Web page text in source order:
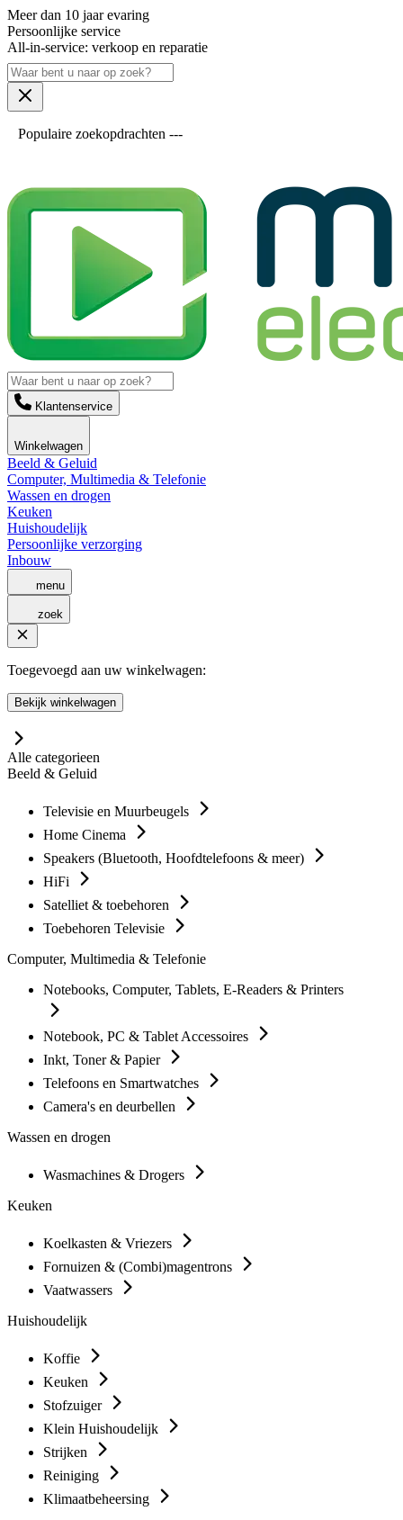
Meer dan 10 jaar evaring
Persoonlijke service
All-in-service: verkoop en reparatie
Populaire zoekopdrachten ---
Klantenservice
Winkelwagen
Beeld & Geluid
Computer, Multimedia & Telefonie
Wassen en drogen
Keuken
Huishoudelijk
Persoonlijke verzorging
Inbouw
menu
zoek
Toegevoegd aan uw winkelwagen:
Bekijk winkelwagen
Alle categorieen
Beeld & Geluid
Televisie en Muurbeugels
Home Cinema
Speakers (Bluetooth, Hoofdtelefoons & meer)
HiFi
Satelliet & toebehoren
Toebehoren Televisie
Computer, Multimedia & Telefonie
Notebooks, Computer, Tablets, E-Readers & Printers
Notebook, PC & Tablet Accessoires
Inkt, Toner & Papier
Telefoons en Smartwatches
Camera's en deurbellen
Wassen en drogen
Wasmachines & Drogers
Keuken
Koelkasten & Vriezers
Fornuizen & (Combi)magentrons
Vaatwassers
Huishoudelijk
Koffie
Keuken
Stofzuiger
Klein Huishoudelijk
Strijken
Reiniging
Klimaatbeheersing